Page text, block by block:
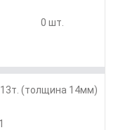
0 шт.
(толщина 14мм)